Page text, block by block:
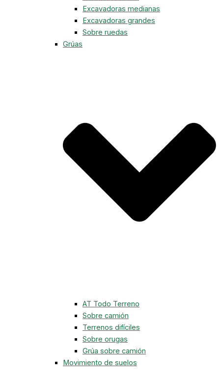
Excavadoras medianas
Excavadoras grandes
Sobre ruedas
Grúas
AT Todo Terreno
Sobre camión
Terrenos difíciles
Sobre orugas
Grúa sobre camión
Movimiento de suelos